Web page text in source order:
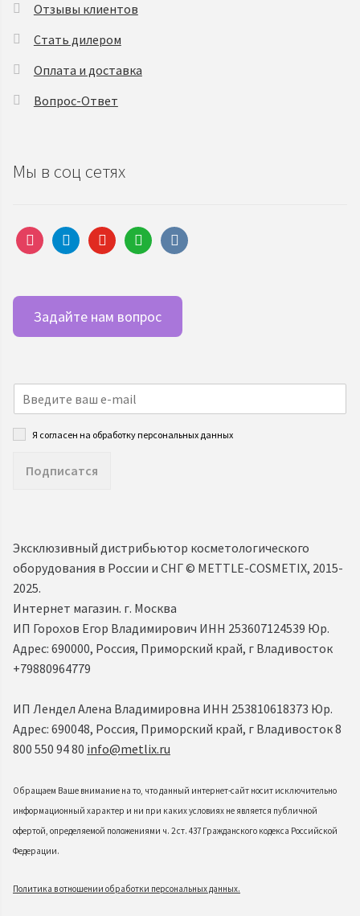
Отзывы клиентов
Стать дилером
Оплата и доставка
Вопрос-Ответ
Мы в соц сетях
instagramtelegramyoutubewhatsappvkontakte
Задайте нам вопрос
Я согласен на обработку персональных данных
Подписатся
Эксклюзивный дистрибьютор косметологического
оборудования в России и СНГ ©️ METTLE-COSMETIX, 2015-
2025.
Интернет магазин. г. Москва
ИП Горохов Егор Владимирович ИНН 253607124539 Юр.
Адрес: 690000, Россия, Приморский край, г Владивосток
+79880964779
ИП Лендел Алена Владимировна ИНН 253810618373 Юр.
Адрес: 690048, Россия, Приморский край, г Владивосток 8
800 550 94 80 info@metlix.ru
Обращаем Ваше внимание на то, что данный интернет-сайт носит исключительно
информационный характер и ни при каких условиях не является публичной
офертой, определяемой положениями ч. 2 ст. 437 Гражданского кодекса Российской
Федерации.
Политика в отношении обработки персональных данных.